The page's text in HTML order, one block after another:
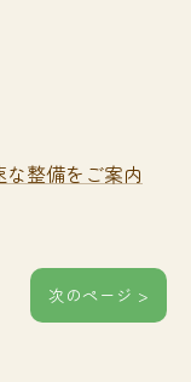
整備をご案内
次のページ >